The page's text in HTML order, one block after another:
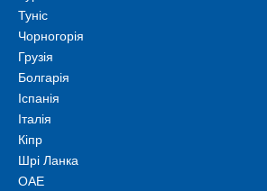
Туніс
Чорногорія
Грузія
Болгарія
Іспанія
Італія
Кіпр
Шрі Ланка
ОАЕ